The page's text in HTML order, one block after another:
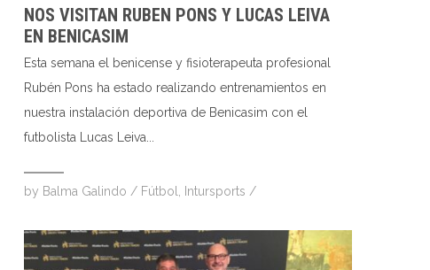
NOS VISITAN RUBEN PONS Y LUCAS LEIVA
EN BENICASIM
Esta semana el benicense y fisioterapeuta profesional
Rubén Pons ha estado realizando entrenamientos en
nuestra instalación deportiva de Benicasim con el
futbolista Lucas Leiva...
by Balma Galindo / Fútbol Intursports /